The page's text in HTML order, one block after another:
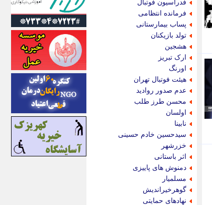
فدراسیون فوتبال
فرمانده انتظامی
پساب بیمارستانی
تولد بازیکنان
هشجین
ارک تبریز
اورنگ
هیئت فوتبال تهران
عدم صدور روادید
محسن طرز طلب
اولسان
نابینا
سیدحسین خادم حسینی
خزرشهر
اثر باستانی
دمنوش های پاییزی
مسلمیار
گوهرخیراندیش
نهادهای حمایتی
ایرنا
ایسکانیوز
ایسنا
ایکنا
ایلنا
اینتیتر
ایونا نیوز
بازتاب آنلاین
باشگاه خبرنگاران
باغستان نیوز
بامبوک
ببین و بخون
بدینسان
بنکر